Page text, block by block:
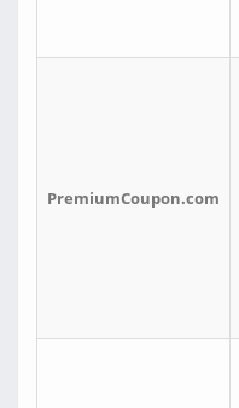
PremiumCoupon.com